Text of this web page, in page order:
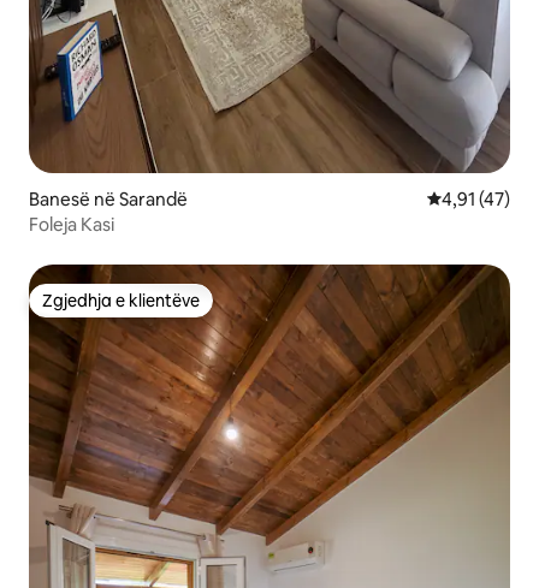
Banesë në Sarandë Vlerësimi
4,91 (47)
Foleja Kasi
Zgjedhja e klientëve
Zgjedhja e klientëve